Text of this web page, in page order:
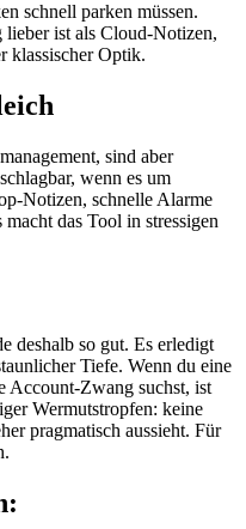
schnell parken müssen.
ist als Cloud-Notizen,
klassischer Optik.
sind aber
wenn es um
Notizen, schnelle Alarme
das Tool in stressigen
deshalb so gut. Es erledigt
Tiefe. Wenn du eine
Account-Zwang suchst, ist
Wermutstropfen: keine
pragmatisch aussieht. Für